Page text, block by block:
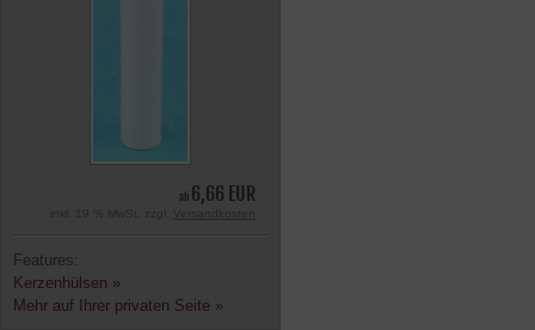
ab 6,66 EUR
inkl. 19 % MwSt. zzgl.
Features:
Kerzenhülsen »
Mehr auf Ihrer privaten Seite »